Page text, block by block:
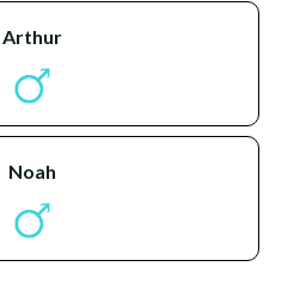
arthur
noah